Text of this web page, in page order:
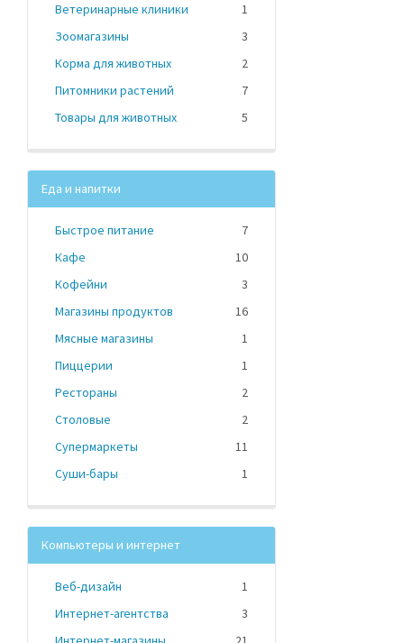
Ветеринарные клиники
1
Зоомагазины
3
Корма для животных
2
Питомники растений
7
Товары для животных
5
Еда и напитки
Быстрое питание
7
Кафе
10
Кофейни
3
Магазины продуктов
16
Мясные магазины
1
Пиццерии
1
Рестораны
2
Столовые
2
Супермаркеты
11
Суши-бары
1
Компьютеры и интернет
Веб-дизайн
1
Интернет-агентства
3